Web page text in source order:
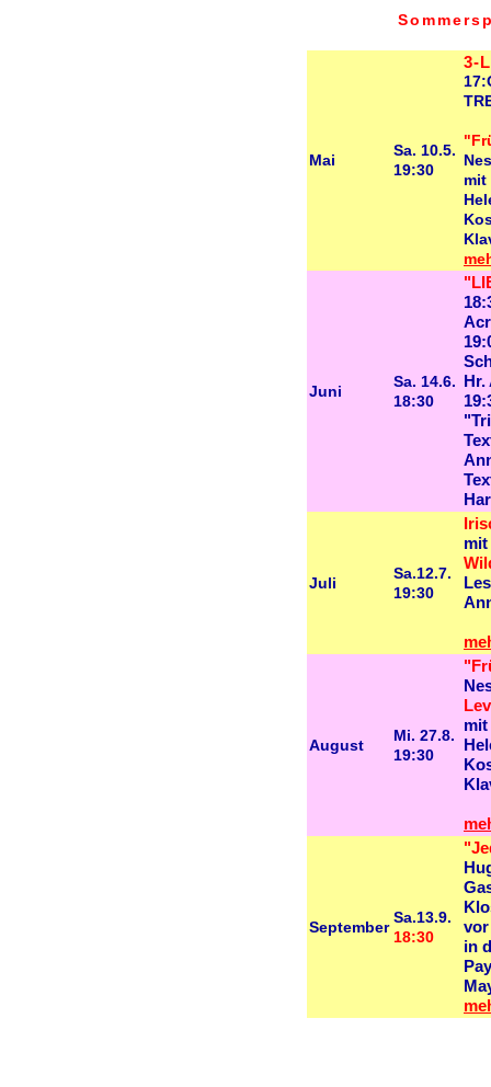
Mai
Sa. 10.5.
19:30
3-
mit
Juni
Sa. 14.6.
18:30
Juli
Sa.12.7.
19:30
mit
August
Mi. 27.8.
19:30
mit
September
Sa.13.9.
18:30
in